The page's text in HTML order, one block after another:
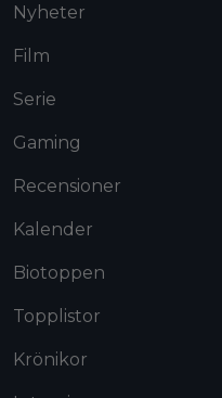
Nyheter
Film
Serie
Gaming
Recensioner
Kalender
Biotoppen
Topplistor
Krönikor